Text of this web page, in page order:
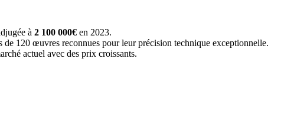
à 2 100 000€ en 2023.
120 œuvres reconnues pour leur précision technique exceptionnelle.
actuel avec des prix croissants.